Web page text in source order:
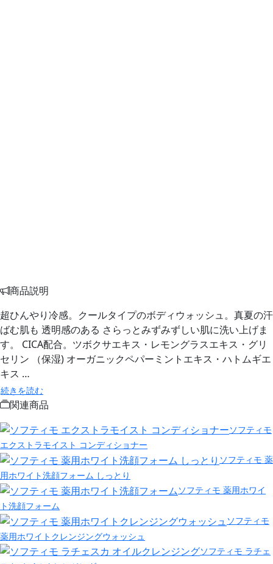
商品説明
超ひんやり冷感。クールタイプのボディウォッシュ。真夏の汗
ばむ肌も 透明感のある さらっとみずみずしい肌に洗い上げま
す。 CICA配合。ツボクサエキス・レモングラスエキス・グリ
セリン （保湿) オーガニックペパーミントエキス・ハトムギエ
キス …
続きを読む
関連商品
ソフティモ
エクストラモイスト コンディショナー
ソフティモ 薬
用ホワイト洗顔フォーム しっとり
ソフティモ 薬用ホワイ
ト洗顔フォーム
ソフティモ
薬用ホワイトクレンジングウォッシュ
ソフティモ ラチェ